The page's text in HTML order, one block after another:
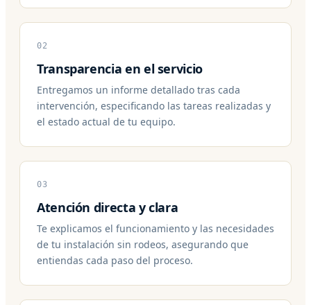
02
Transparencia en el servicio
Entregamos un informe detallado tras cada
intervención, especificando las tareas realizadas y
el estado actual de tu equipo.
03
Atención directa y clara
Te explicamos el funcionamiento y las necesidades
de tu instalación sin rodeos, asegurando que
entiendas cada paso del proceso.